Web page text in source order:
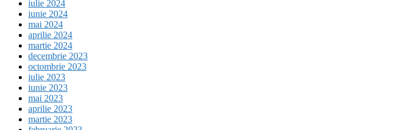
iulie 2024
iunie 2024
mai 2024
aprilie 2024
martie 2024
decembrie 2023
octombrie 2023
iulie 2023
iunie 2023
mai 2023
aprilie 2023
martie 2023